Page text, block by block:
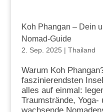
Koh Phangan – Dein
Nomad-Guide
2. Sep. 2025 | Thailand
Warum Koh
faszinierendsten
alles auf einmal:
Traumstrände,